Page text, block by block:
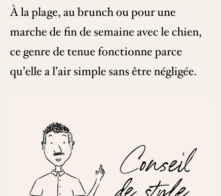
À la plage, au brunch ou pour une
marche de fin de semaine avec le chien,
ce genre de tenue fonctionne parce
qu’elle a l’air simple sans être négligée.